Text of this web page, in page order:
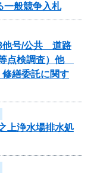
一般競争入札
他号/公共 道路
点検調査）他
繕委託に関す
上浄水場排水処